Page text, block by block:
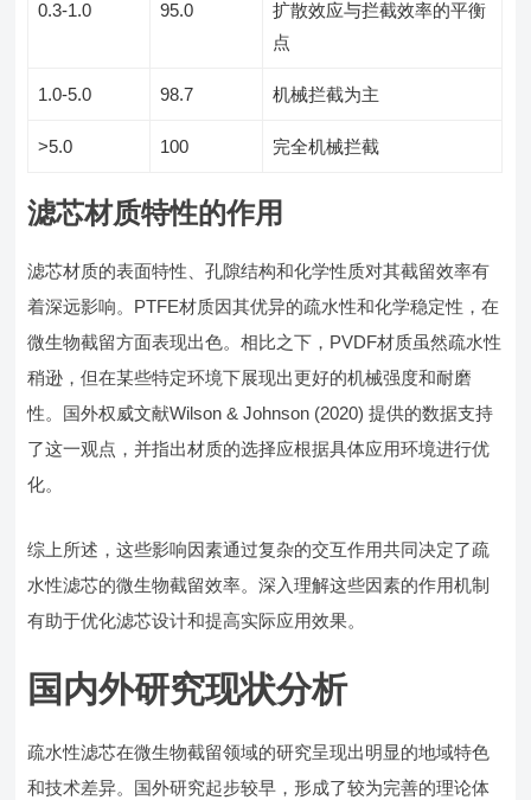
0.3-1.0 95.0
扩散效应与拦截效率的平衡
点
1.0-5.0 98.7 机械拦截为主
>5.0 100 完全机械拦截
滤芯材质特性的作用
滤芯材质的表面特性、孔隙结构和化学性质对其截留效率有
着深远影响。PTFE材质因其优异的疏水性和化学稳定性，在
微生物截留方面表现出色。相比之下，PVDF材质虽然疏水性
稍逊，但在某些特定环境下展现出更好的机械强度和耐磨
性。国外权威文献Wilson & Johnson (2020) 提供的数据支持
了这一观点，并指出材质的选择应根据具体应用环境进行优
化。
综上所述，这些影响因素通过复杂的交互作用共同决定了疏
水性滤芯的微生物截留效率。深入理解这些因素的作用机制
有助于优化滤芯设计和提高实际应用效果。
国内外研究现状分析
疏水性滤芯在微生物截留领域的研究呈现出明显的地域特色
和技术差异。国外研究起步较早，形成了较为完善的理论体